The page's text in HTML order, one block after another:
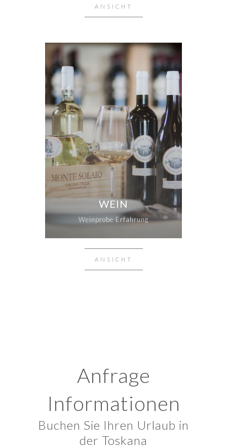
ANSICHT
WEIN
Weinprobe Erfahrung
ANSICHT
Anfrage
Informationen
Buchen Sie Ihren Urlaub in
der Toskana